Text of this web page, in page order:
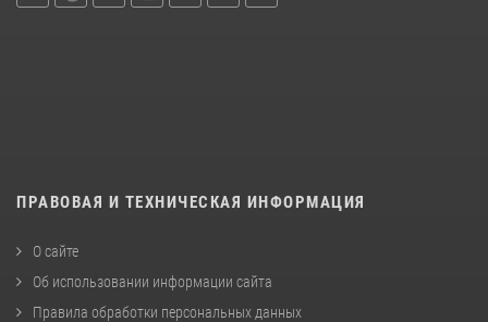
ПРАВОВАЯ И ТЕХНИЧЕСКАЯ ИНФОРМАЦИЯ
О сайте
Об использовании информации сайта
Правила обработки персональных данных